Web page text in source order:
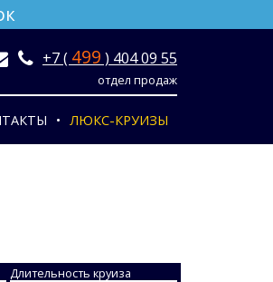
+7 ( 499 ) 404 09 55
отдел продаж
ЛЮКС-КРУИЗЫ
Длительность круиза